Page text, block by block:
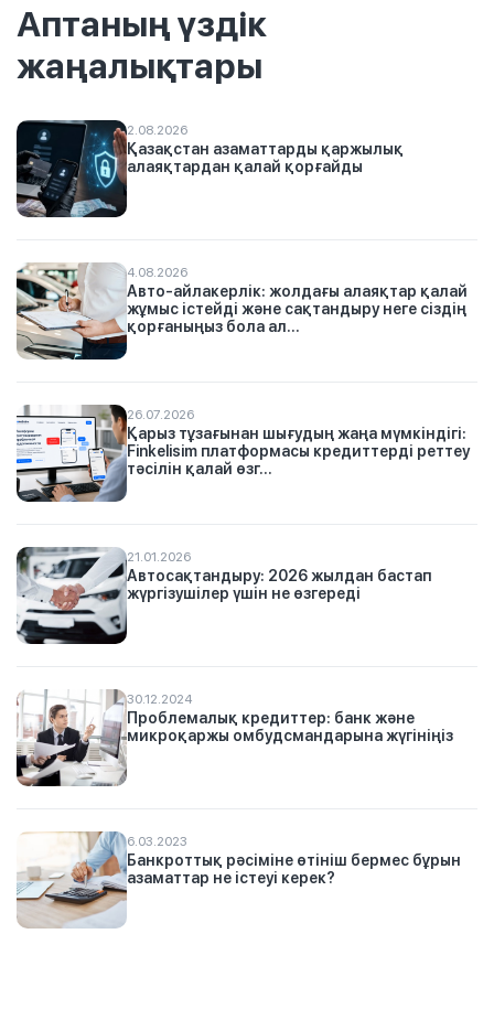
Аптаның үздік
жаңалықтары
2.08.2026
Қазақстан азаматтарды қаржылық
алаяқтардан қалай қорғайды
4.08.2026
Авто-айлакерлік: жолдағы алаяқтар қалай
жұмыс істейді және сақтандыру неге сіздің
қорғаныңыз бола ал...
26.07.2026
Қарыз тұзағынан шығудың жаңа мүмкіндігі:
Finkelisim платформасы кредиттерді реттеу
тәсілін қалай өзг...
21.01.2026
Автосақтандыру: 2026 жылдан бастап
жүргізушілер үшін не өзгереді
30.12.2024
Проблемалық кредиттер: банк және
микроқаржы омбудсмандарына жүгініңіз
6.03.2023
Банкроттық рәсіміне өтініш бермес бұрын
азаматтар не істеуі керек?